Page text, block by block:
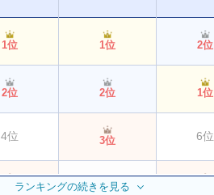
1位 1位 2位
2位 2位 1位
4位 3位 6位
3位 4位
ランキングの続きを見る